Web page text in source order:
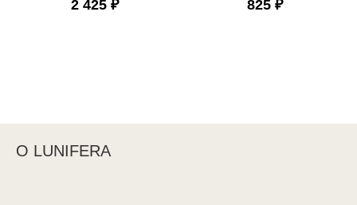
2 425 ₽ 825 ₽
О LUNIFERA